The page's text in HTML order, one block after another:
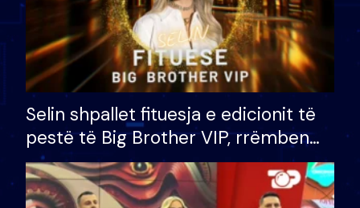
Selin shpallet fituesja e edicionit të
pestë të Big Brother VIP, rrëmben
çmimin e madh prej 100 mijë eurosh